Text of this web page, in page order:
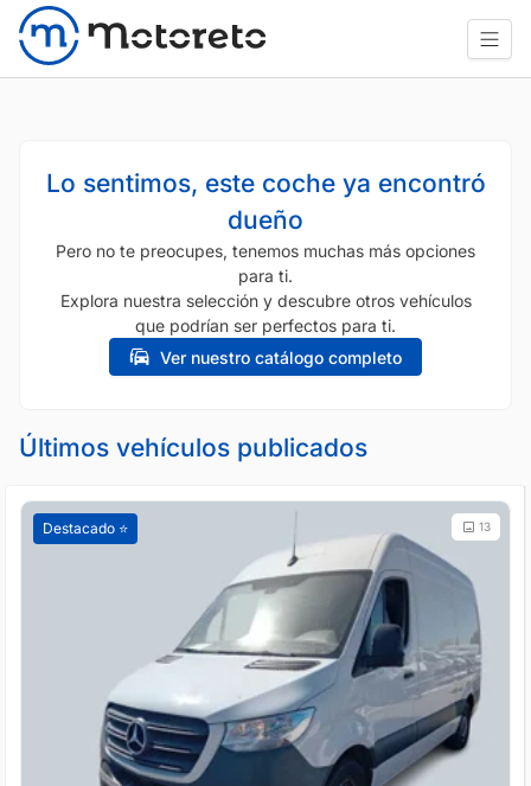
Lo sentimos, este coche ya encontró
dueño
Pero no te preocupes, tenemos muchas más opciones
para ti.
Explora nuestra selección y descubre otros vehículos
que podrían ser perfectos para ti.
Ver nuestro catálogo completo
Últimos vehículos publicados
Destacado ⭐️ 13